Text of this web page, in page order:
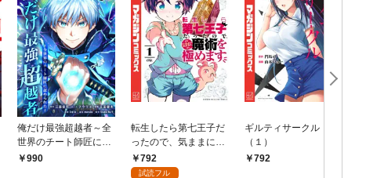
俺だけ最強超越者～全
世界のチート師匠に認
められた～【単行本】
990
転生したら第七王子だ
ったので、気ままに魔
術を極めます（１）
792
試読フル
ギルティサークル
（１）
792